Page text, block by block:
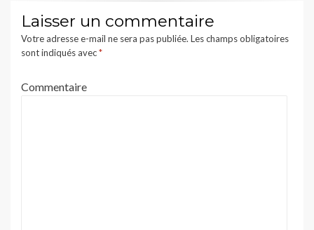
Laisser un commentaire
Votre adresse e-mail ne sera pas publiée. Les champs obligatoires
sont indiqués avec*
Commentaire